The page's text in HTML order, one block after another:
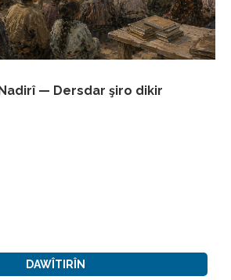
— Dersdar şiro dikir
DAWÎTIRÎN